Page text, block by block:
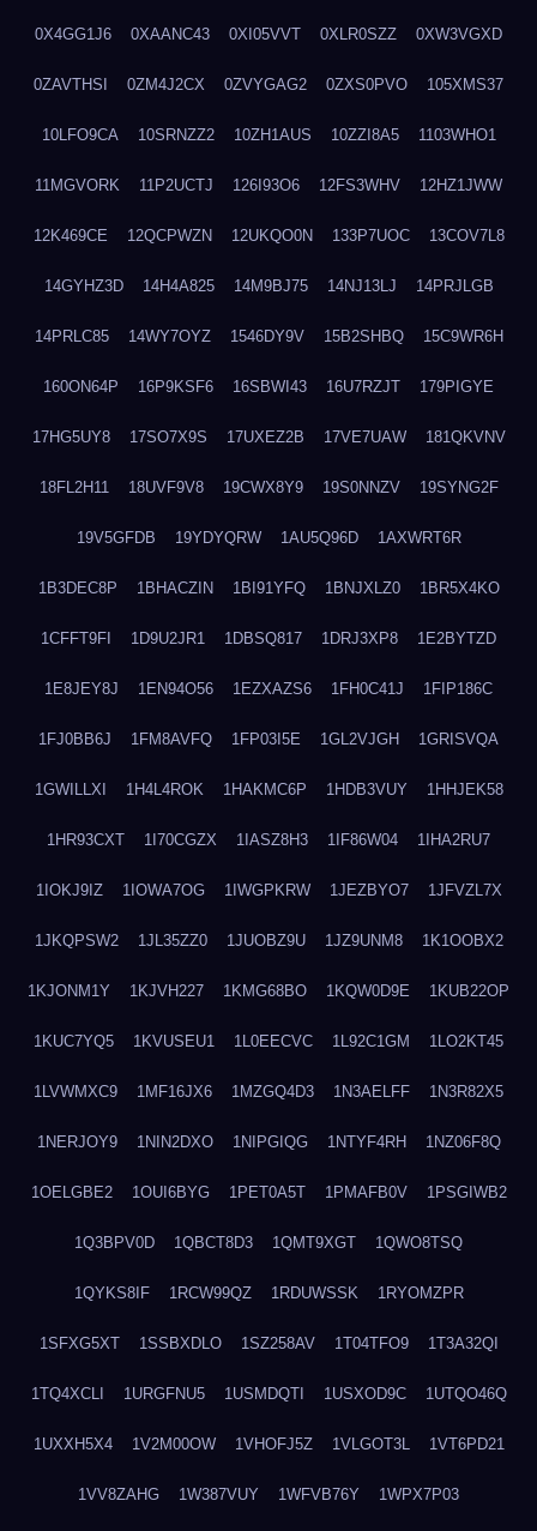
0X4GG1J6 0XAANC43 0XI05VVT 0XLR0SZZ 0XW3VGXD
0ZAVTHSI 0ZM4J2CX 0ZVYGAG2 0ZXS0PVO 105XMS37
10LFO9CA 10SRNZZ2 10ZH1AUS 10ZZI8A5 1103WHO1
11MGVORK 11P2UCTJ 126I93O6 12FS3WHV 12HZ1JWW
12K469CE 12QCPWZN 12UKQO0N 133P7UOC 13COV7L8
14GYHZ3D 14H4A825 14M9BJ75 14NJ13LJ 14PRJLGB
14PRLC85 14WY7OYZ 1546DY9V 15B2SHBQ 15C9WR6H
160ON64P 16P9KSF6 16SBWI43 16U7RZJT 179PIGYE
17HG5UY8 17SO7X9S 17UXEZ2B 17VE7UAW 181QKVNV
18FL2H11 18UVF9V8 19CWX8Y9 19S0NNZV 19SYNG2F
19V5GFDB 19YDYQRW 1AU5Q96D 1AXWRT6R
1B3DEC8P 1BHACZIN 1BI91YFQ 1BNJXLZ0 1BR5X4KO
1CFFT9FI 1D9U2JR1 1DBSQ817 1DRJ3XP8 1E2BYTZD
1E8JEY8J 1EN94O56 1EZXAZS6 1FH0C41J 1FIP186C
1FJ0BB6J 1FM8AVFQ 1FP03I5E 1GL2VJGH 1GRISVQA
1GWILLXI 1H4L4ROK 1HAKMC6P 1HDB3VUY 1HHJEK58
1HR93CXT 1I70CGZX 1IASZ8H3 1IF86W04 1IHA2RU7
1IOKJ9IZ 1IOWA7OG 1IWGPKRW 1JEZBYO7 1JFVZL7X
1JKQPSW2 1JL35ZZ0 1JUOBZ9U 1JZ9UNM8 1K1OOBX2
1KJONM1Y 1KJVH227 1KMG68BO 1KQW0D9E 1KUB22OP
1KUC7YQ5 1KVUSEU1 1L0EECVC 1L92C1GM 1LO2KT45
1LVWMXC9 1MF16JX6 1MZGQ4D3 1N3AELFF 1N3R82X5
1NERJOY9 1NIN2DXO 1NIPGIQG 1NTYF4RH 1NZ06F8Q
1OELGBE2 1OUI6BYG 1PET0A5T 1PMAFB0V 1PSGIWB2
1Q3BPV0D 1QBCT8D3 1QMT9XGT 1QWO8TSQ
1QYKS8IF 1RCW99QZ 1RDUWSSK 1RYOMZPR
1SFXG5XT 1SSBXDLO 1SZ258AV 1T04TFO9 1T3A32QI
1TQ4XCLI 1URGFNU5 1USMDQTI 1USXOD9C 1UTQO46Q
1UXXH5X4 1V2M00OW 1VHOFJ5Z 1VLGOT3L 1VT6PD21
1VV8ZAHG 1W387VUY 1WFVB76Y 1WPX7P03